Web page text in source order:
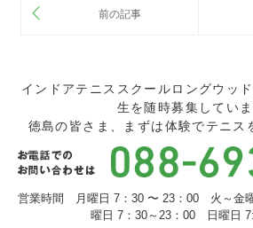
インドアテニススクールロングウッ
生を随時募集していま
徳島の皆さま、まずは体験でテニス
営業時間 月曜日 7：30 〜 23：00 火～金
曜日 7：30～23：00 日曜日